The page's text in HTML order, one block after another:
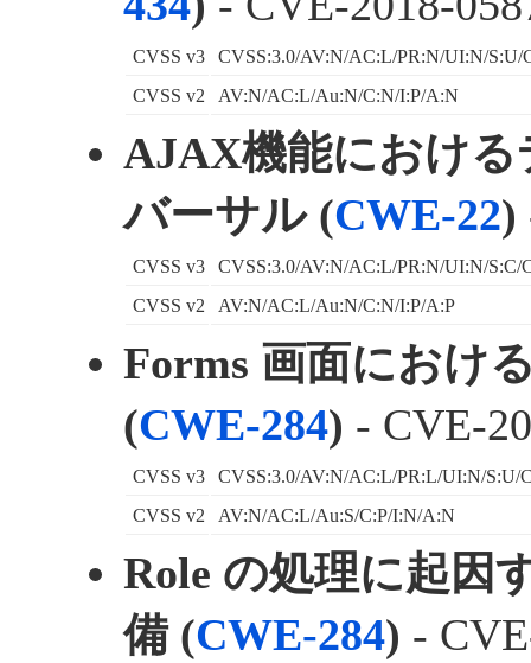
CVSS v3
CVSS:3.0/AV:N/AC:L/PR:N/UI:N/
CVSS v2
AV:N/AC:L/Au:N/C:N/I:P/A:N
AJAX機能におけ
バーサル (CWE-22)
CVSS v3
CVSS:3.0/AV:N/AC:L/PR:N/UI:N/
CVSS v2
AV:N/AC:L/Au:N/C:N/I:P/A:P
Forms 画面におけ
(CWE-284) - CVE-
CVSS v3
CVSS:3.0/AV:N/AC:L/PR:L/UI:N/S:U/
CVSS v2
AV:N/AC:L/Au:S/C:P/I:N/A:N
Role の処理に起因
備 (CWE-284) -